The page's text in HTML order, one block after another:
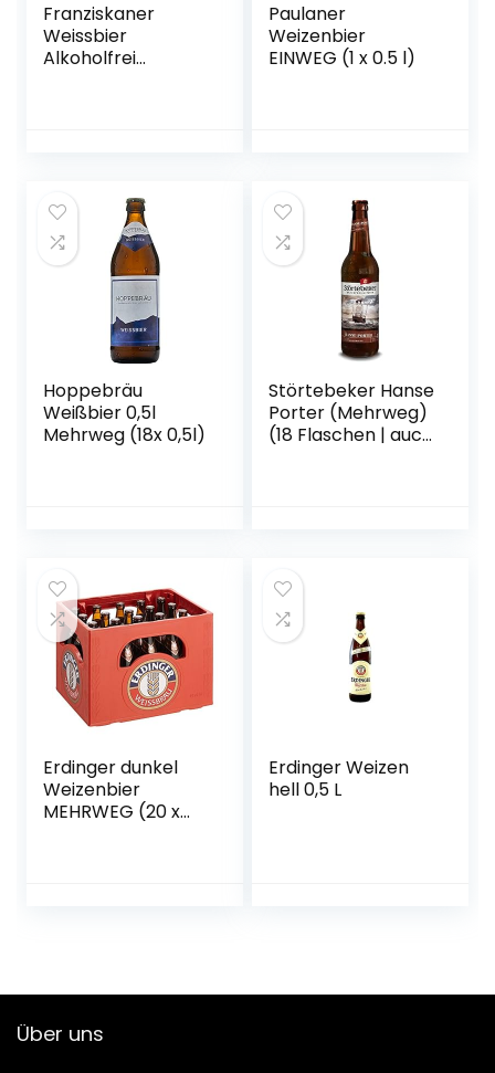
Franziskaner
Weissbier
Alkoholfrei
aus München
Paulaner
Weizenbier
EINWEG (1 x 0.5 l)
Hoppebräu
Weißbier 0,5l
Mehrweg (18x 0,5l)
Störtebeker Hanse
Porter (Mehrweg)
(18 Flaschen | auch
Erdinger dunkel
Weizenbier
MEHRWEG (20 x
Erdinger Weizen
hell 0,5 L
Über uns